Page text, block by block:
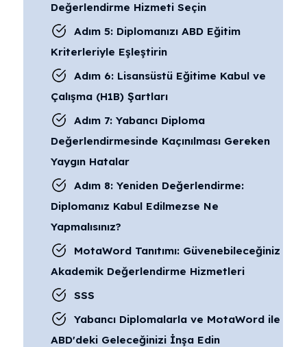
Değerlendirme Hizmeti Seçin
Adım 5: Diplomanızı ABD Eğitim
Kriterleriyle Eşleştirin
Adım 6: Lisansüstü Eğitime Kabul ve
Çalışma (H1B) Şartları
Adım 7: Yabancı Diploma
Değerlendirmesinde Kaçınılması Gereken
Yaygın Hatalar
Adım 8: Yeniden Değerlendirme:
Diplomanız Kabul Edilmezse Ne
Yapmalısınız?
MotaWord Tanıtımı: Güvenebileceğiniz
Akademik Değerlendirme Hizmetleri
SSS
Yabancı Diplomalarla ve MotaWord ile
ABD'deki Geleceğinizi İnşa Edin